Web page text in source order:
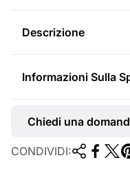
Descrizione
Informazioni Sulla
Chiedi una
CONDIVIDI: